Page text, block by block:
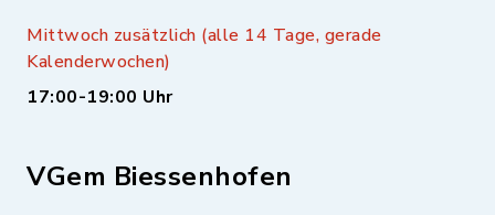
Mittwoch zusätzlich (alle 14 Tage, gerade
Kalenderwochen)
17:00-19:00 Uhr
VGem Biessenhofen